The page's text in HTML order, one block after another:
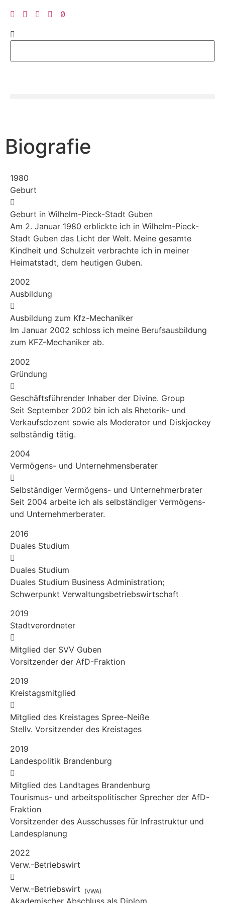
Biografie
1980
Geburt
Geburt in Wilhelm-Pieck-Stadt Guben
Am 2. Januar 1980 erblickte ich in Wilhelm-Pieck-
Stadt Guben das Licht der Welt. Meine gesamte
Kindheit und Schulzeit verbrachte ich in meiner
Heimatstadt, dem heutigen Guben.
2002
Ausbildung
Ausbildung zum Kfz-Mechaniker
Im Januar 2002 schloss ich meine Berufsausbildung
zum KFZ-Mechaniker ab.
2002
Gründung
Geschäftsführender Inhaber der Divine. Group
Seit September 2002 bin ich als Rhetorik- und
Verkaufsdozent sowie als Moderator und Diskjockey
selbständig tätig.
2004
Vermögens- und Unternehmensberater
Selbständiger Vermögens- und Unternehmerbrater
Seit 2004 arbeite ich als selbständiger Vermögens-
und Unternehmerberater.
2016
Duales Studium
Duales Studium
Duales Studium Business Administration;
Schwerpunkt Verwaltungs­betriebs­wirtschaft
2019
Stadtverordneter
Mitglied der SVV Guben
Vorsitzender der AfD-Fraktion
2019
Kreistagsmitglied
Mitglied des Kreistages Spree-Neiße
Stellv. Vorsitzender des Kreistages
2019
Landespolitik Brandenburg
Mitglied des Landtages Brandenburg
Tourismus- und arbeitspolitischer Sprecher der AfD-
Fraktion
Vorsitzender des Ausschusses für Infrastruktur und
Landesplanung
2022
Verw.-Betriebswirt
Verw.-Betriebswirt (VWA)